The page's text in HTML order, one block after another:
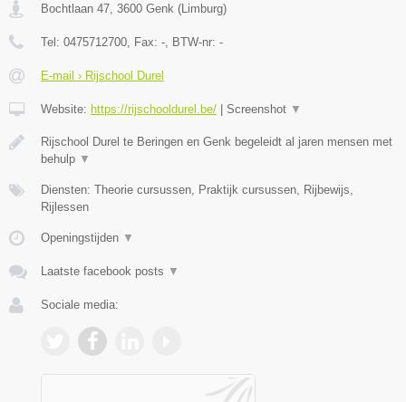
Bochtlaan 47 3600 Genk ( Limburg)
Tel: 0475712700 , Fax: - , BTW-nr: -
E-mail › Rijschool Durel
Website: https://rijschooldurel.be/ Screenshot ▼
Rijschool Durel te Beringen en Genk begeleidt al jaren mensen met
behulp ▼
Diensten: Theorie cursussen, Praktijk cursussen, Rijbewijs,
Rijlessen
Openingstijden ▼
Laatste facebook posts ▼
Sociale media: